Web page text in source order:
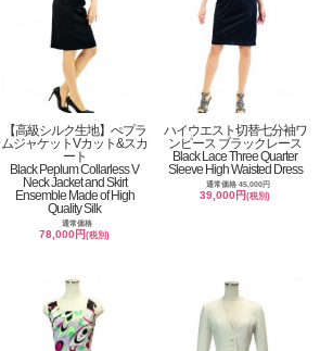
【高級シルク生地】ぺプラ
ムジャケットVカット&スカ
ート
Black Peplum Collarless V
Neck Jacket and Skirt
Ensemble Made of High
Quality Silk
通常価格
78,000円(税別)
ハイウエスト切替七分袖ワ
ンピース ブラックレース
Black Lace Three Quarter
Sleeve High Waisted Dress
通常価格 45,000円
39,000円(税別)